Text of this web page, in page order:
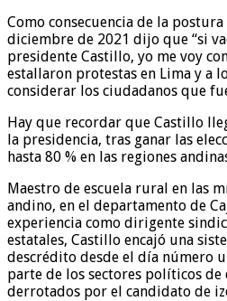
Como consecuencia de la
diciembre de 2021 dijo que “si
presidente Castillo, yo me voy
estallaron protestas en Lima y a
considerar los ciudadanos que
Hay que recordar que Castillo
la presidencia, tras ganar las
hasta 80 % en las regiones
Maestro de escuela rural en las
andino, en el departamento de
experiencia como dirigente
estatales, Castillo encajó una
descrédito desde el día número
parte de los sectores políticos
derrotados por el candidato de